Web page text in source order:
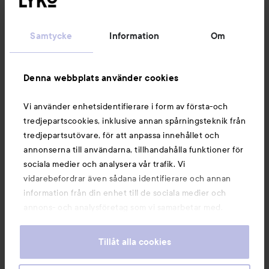
Samtycke Information Om
Denna webbplats använder cookies
Vi använder enhetsidentifierare i form av första-och
tredjepartscookies, inklusive annan spårningsteknik från
tredjepartsutövare, för att anpassa innehållet och
annonserna till användarna, tillhandahålla funktioner för
sociala medier och analysera vår trafik. Vi
vidarebefordrar även sådana identifierare och annan
information från din enhet till de sociala medier och
annons- och analysföretag som vi samarbetar med.
information som du har tillhandahållit eller som de har
våra cookies vid fortsatt användande av vår webbplats.
Tillåt alla cookies
Du kanske också gillar